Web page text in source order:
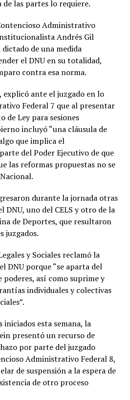
de las partes lo requiere.
Administrativo
Andrés Gil
de una medida
el DNU en su totalidad,
contra esa norma.
explicó ante el juzgado en lo
Federal 7 que al presentar
de Ley para sesiones
incluyó “una cláusula de
que implica el
del Poder Ejecutivo de que
las reformas propuestas no se
durante la jornada otras
DNU, uno del CELS y otro de la
de Deportes, que resultaron
juzgados.
y Sociales reclamó la
DNU porque “se aparta del
así como suprime y
individuales y colectivas
esta semana, la
presentó un recurso de
por parte del juzgado
Administrativo Federal 8,
de suspensión a la espera de
de otro proceso